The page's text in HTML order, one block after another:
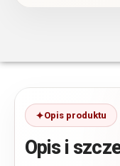
Opis produktu
Opis i